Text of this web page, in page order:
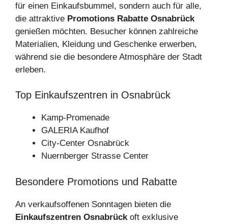
für einen Einkaufsbummel, sondern auch für alle,
die attraktive Promotions Rabatte Osnabrück
genießen möchten. Besucher können zahlreiche
Materialien, Kleidung und Geschenke erwerben,
während sie die besondere Atmosphäre der Stadt
erleben.
Top Einkaufszentren in Osnabrück
Kamp-Promenade
GALERIA Kaufhof
City-Center Osnabrück
Nuernberger Strasse Center
Besondere Promotions und Rabatte
An verkaufsoffenen Sonntagen bieten die
Einkaufszentren Osnabrück oft exklusive